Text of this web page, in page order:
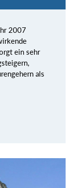
2007
ein sehr
als